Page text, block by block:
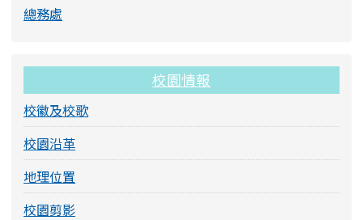
總務處
校園情報
校徽及校歌
校園沿革
地理位置
校園剪影